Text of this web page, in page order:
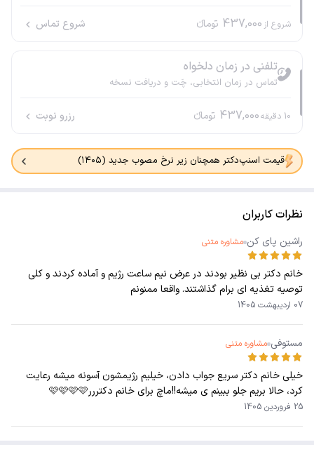
شروع از 437,000 تومانء شروع تماس
تلفنی در زمان دلخواه
تماس در زمان انتخابی، چَت و دریافت نسخه
10 دقیقه437,000 تومانء رزرو نوبت
قیمت اسنپ‌دکتر همچنان زیر نرخ مصوب جدید (۱۴۰۵)
نظرات کاربران
راشین پای کن مشاوره متنی
خانم دکتر بی نظیر بودند در عرض نیم ساعت رژیم و آماده کردند و کلی
توصیه تغذیه ای برام گذاشتند. واقعا ممنونم
07 اردیبهشت 1405
مستوفی مشاوره متنی
خیلی خانم دکتر سریع جواب دادن، خیلیم رژیمشون آسونه میشه رعایت
کرد، حالا بریم جلو ببینم ی میشه!!ماچ برای خانم دکتررر🩷🩷🩷🩷
25 فروردین 1405